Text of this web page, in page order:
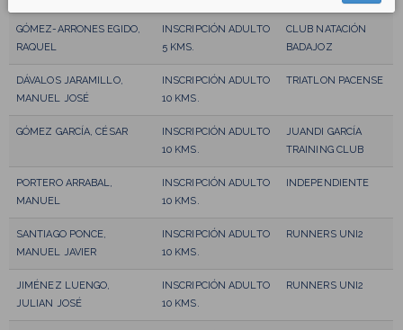
GÓMEZ-ARRONES EGIDO,
RAQUEL
INSCRIPCIÓN ADULTO
5 KMS.
CLUB NATACIÓN
BADAJOZ
DÁVALOS JARAMILLO,
MANUEL JOSÉ
INSCRIPCIÓN ADULTO
10 KMS.
TRIATLON PACENSE
GÓMEZ GARCÍA, CÉSAR
INSCRIPCIÓN ADULTO
10 KMS.
JUANDI GARCÍA
TRAINING CLUB
PORTERO ARRABAL,
MANUEL
INSCRIPCIÓN ADULTO
10 KMS.
INDEPENDIENTE
SANTIAGO PONCE,
MANUEL JAVIER
INSCRIPCIÓN ADULTO
10 KMS.
RUNNERS UNI2
JIMÉNEZ LUENGO,
JULIAN JOSÉ
INSCRIPCIÓN ADULTO
10 KMS.
RUNNERS UNI2